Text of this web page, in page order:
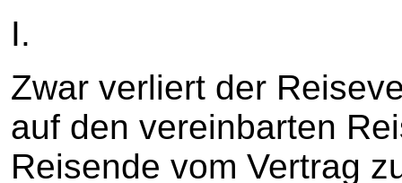
I.
Zwar verliert der
auf den vereinbarten
Reisende vom Vertrag